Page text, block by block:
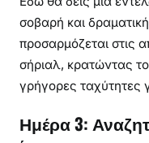
σοβαρή και
προσαρμόζεται στις
σήριαλ, κρατώντας
γρήγορες ταχύτητες
Ημέρα 3: